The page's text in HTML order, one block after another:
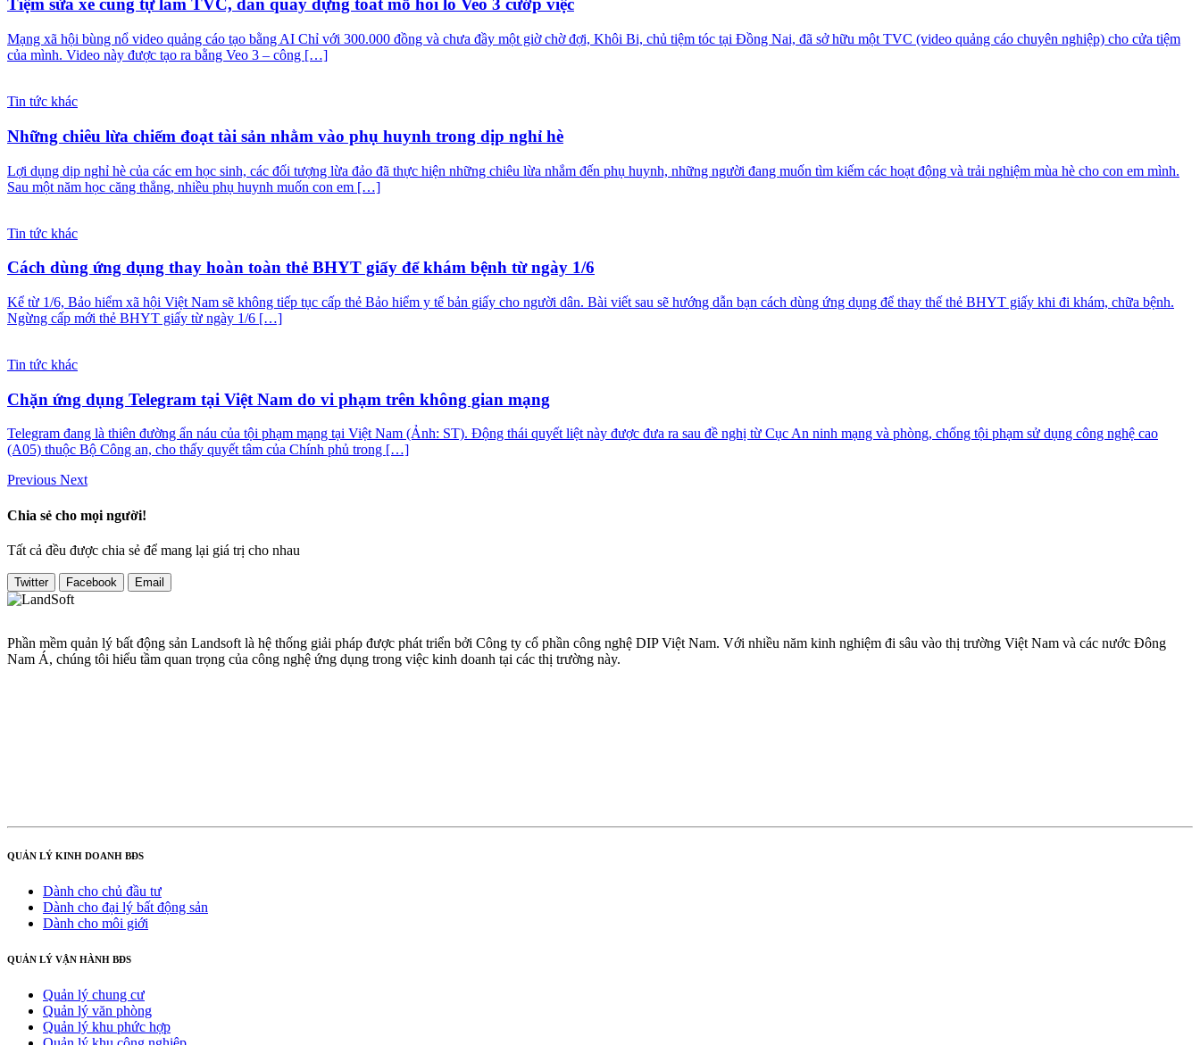
Tiệm sửa xe cũng tự làm TVC, dân quay dựng toát mồ hôi lo Veo 3 cướp việc
Mạng xã hội bùng nổ video quảng cáo tạo bằng AI Chỉ với 300.000 đồng và chưa đầy một giờ chờ đợi, Khôi Bi, chủ tiệm tóc tại Đồng Nai, đã sở hữu một TVC (video quảng cáo chuyên nghiệp) cho cửa tiệm
của mình. Video này được tạo ra bằng Veo 3 – công […]
Tin tức khác
Những chiêu lừa chiếm đoạt tài sản nhằm vào phụ huynh trong dịp nghỉ hè
Lợi dụng dịp nghỉ hè của các em học sinh, các đối tượng lừa đảo đã thực hiện những chiêu lừa nhắm đến phụ huynh, những người đang muốn tìm kiếm các hoạt động và trải nghiệm mùa hè cho con em mình.
Sau một năm học căng thẳng, nhiều phụ huynh muốn con em […]
Tin tức khác
Cách dùng ứng dụng thay hoàn toàn thẻ BHYT giấy để khám bệnh từ ngày 1/6
Kể từ 1/6, Bảo hiểm xã hội Việt Nam sẽ không tiếp tục cấp thẻ Bảo hiểm y tế bản giấy cho người dân. Bài viết sau sẽ hướng dẫn bạn cách dùng ứng dụng để thay thế thẻ BHYT giấy khi đi khám, chữa bệnh.
Ngừng cấp mới thẻ BHYT giấy từ ngày 1/6 […]
Tin tức khác
Chặn ứng dụng Telegram tại Việt Nam do vi phạm trên không gian mạng
Telegram đang là thiên đường ẩn náu của tội phạm mạng tại Việt Nam (Ảnh: ST). Động thái quyết liệt này được đưa ra sau đề nghị từ Cục An ninh mạng và phòng, chống tội phạm sử dụng công nghệ cao
(A05) thuộc Bộ Công an, cho thấy quyết tâm của Chính phủ trong […]
Previous Next
Chia sẻ cho mọi người!
Tất cả đều được chia sẻ để mang lại giá trị cho nhau
Twitter Facebook Email
Phần mềm quản lý bất động sản Landsoft là hệ thống giải pháp được phát triển bởi Công ty cổ phần công nghệ DIP Việt Nam. Với nhiều năm kinh nghiệm đi sâu vào thị trường Việt Nam và các nước Đông
Nam Á, chúng tôi hiểu tầm quan trọng của công nghệ ứng dụng trong việc kinh doanh tại các thị trường này.
QUẢN LÝ KINH DOANH BĐS
Dành cho chủ đầu tư
Dành cho đại lý bất động sản
Dành cho môi giới
QUẢN LÝ VẬN HÀNH BĐS
Quản lý chung cư
Quản lý văn phòng
Quản lý khu phức hợp